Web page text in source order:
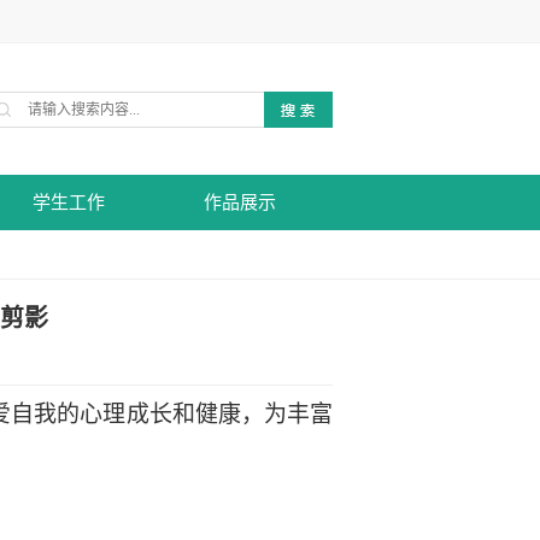
学生工作 作品展示
影
自我的心理成长和健康，为丰富